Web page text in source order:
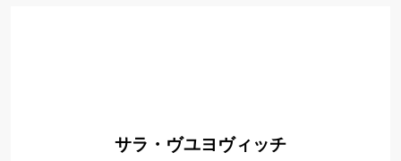
サラ・ヴユヨヴィッチ